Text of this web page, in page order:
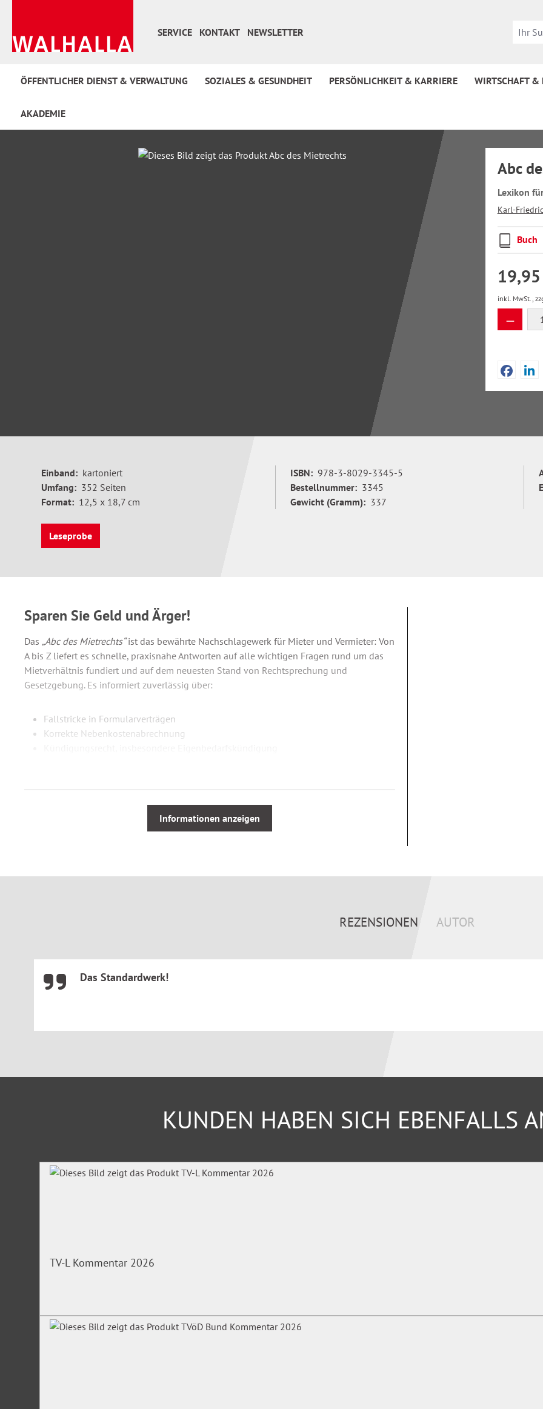
SERVICE
KONTAKT NEWSLETTER
ÖFFENTLICHER DIENST & VERWALTUNG SOZIALES & GESUNDHEIT PERSÖNLICHKEIT & KARRIERE WIRTSCHAFT
AKADEMIE
Abc
Lexikon
Karl-
Buch
inkl. MwSt.,
Einband: kartoniert
Umfang: 352 Seiten
Format: 12,5 x 18,7 cm
ISBN: 978-3-8029-3345-5
Bestellnummer: 3345
Gewicht (Gramm): 337
Leseprobe
Sparen Sie Geld und Ärger!
Das „Abc des Mietrechts“ist das bewährte Nachschlagewerk für Mieter und Vermieter: Von
A bis Z liefert es schnelle, praxisnahe Antworten auf alle wichtigen Fragen rund um das
Mietverhältnis fundiert und auf dem neuesten Stand von Rechtsprechung und
Gesetzgebung. Es informiert zuverlässig über:
Fallstricke in Formularverträgen
Korrekte Nebenkostenabrechnung
Renovierungspflicht des Mieters
Regelungen zur Haustierhaltung
Schadensersatzansprüche
Kohlendioxidaufteilungsgesetz, Umweltsteuer oder Zehn-Stufen-Modell und damit das
immer wichtiger werdende Thema „Energie- und CO?-Kosten im Mietverhältnis“
aufgegriffen. Typische Streitpunkte wie „Räum- und Streupflicht“ sowie „Schimmel“
Informationen anzeigen
REZENSIONEN AUTOR
Das Standardwerk!
KUNDEN HABEN SICH EBENFALLS
Produktgalerie überspringen
TV-L Kommentar 2026